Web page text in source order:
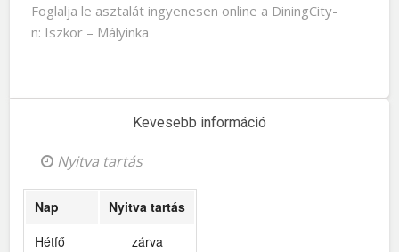
Foglalja le asztalát ingyenesen online a DiningCity-
n: Iszkor – Mályinka
Kevesebb információ
Nyitva tartás
Nap
Nyitva tartás
Hétfő
zárva